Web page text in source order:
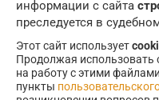
информации с сайта
преследуется в
Этот сайт использует
Продолжая использовать
на работу с этими
пункты